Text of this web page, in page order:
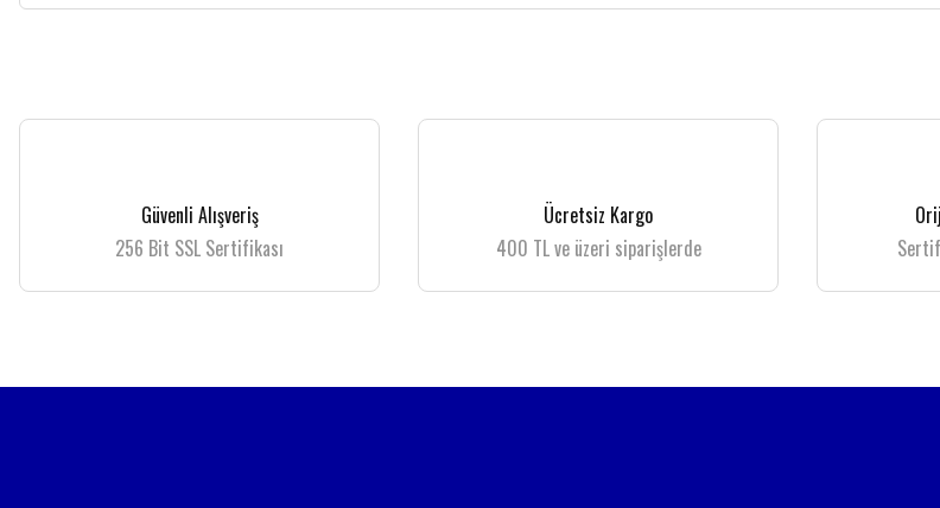
Görüş ve önerileriniz için teşekkür ederiz.
Ürün açıklamasında eksik bilgiler bulunuyor.
Ürün bilgilerinde hatalar bulunuyor.
Güvenli Alışveriş
256 Bit SSL Sertifikası
Ücretsiz Kargo
400 TL ve üzeri siparişlerde